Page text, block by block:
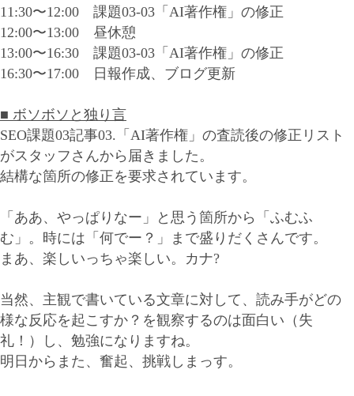
11:30〜12:00 課題03-03「AI著作権」の修正
12:00〜13:00 昼休憩
13:00〜16:30 課題03-03「AI著作権」の修正
16:30〜17:00 日報作成、ブログ更新
■ ボソボソと独り言
SEO課題03記事03.「AI著作権」の査読後の修正リスト
がスタッフさんから届きました。
結構な箇所の修正を要求されています。
「ああ、やっぱりなー」と思う箇所から「ふむふ
む」。時には「何でー？」まで盛りだくさんです。
まあ、楽しいっちゃ楽しい。カナ?
当然、主観で書いている文章に対して、読み手がどの
様な反応を起こすか？を観察するのは面白い（失
礼！）し、勉強になりますね。
明日からまた、奮起、挑戦しまっす。